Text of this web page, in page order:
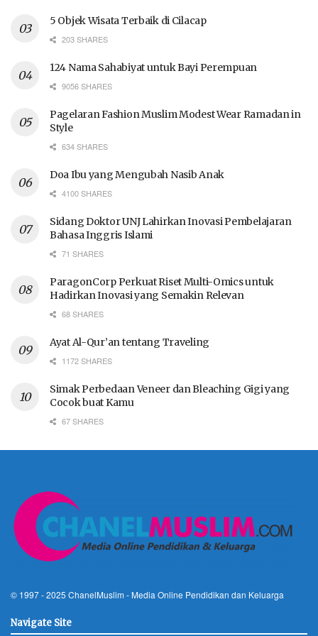
5 Objek Wisata Terbaik di Cilacap
203 SHARES
124 Nama Sahabiyat untuk Bayi Perempuan
9056 SHARES
Pagelaran Fashion Muslim Modest Wear Ramadan in
Style
634 SHARES
Doa Ibu yang Mengubah Nasib Anak
4100 SHARES
Sidang Doktor UNJ Lahirkan Inovasi Pembelajaran
Bahasa Inggris Islami
71 SHARES
ParagonCorp Perkuat Riset Multi-Omics untuk
Hadirkan Inovasi yang Semakin Relevan
68 SHARES
Ayat Al-Qur’an tentang Traveling
1172 SHARES
Simak Perbedaan Veneer dan Bleaching Gigi yang
Cocok buat Kamu
67 SHARES
© 1997 - 2025 ChanelMuslim - Media Online Pendidikan dan Keluarga
Navigate Site